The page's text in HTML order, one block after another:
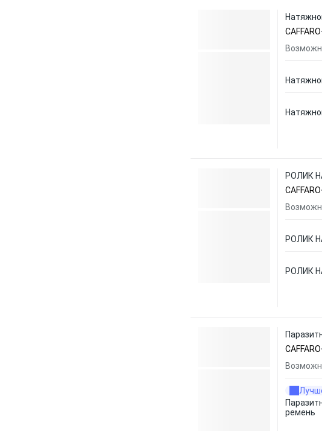
CAFFARO
РОЛИК
CAFFARO
РОЛИК
РОЛИК
CAFFARO
ремень